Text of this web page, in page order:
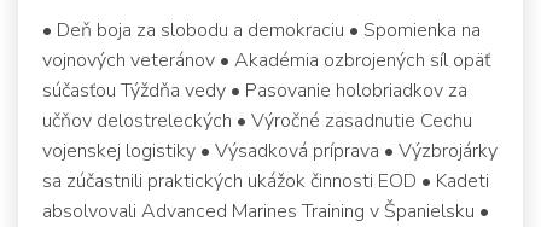
• Deň boja za slobodu a demokraciu • Spomienka na
vojnových veteránov • Akadémia ozbrojených síl opäť
súčasťou Týždňa vedy • Pasovanie holobriadkov za
učňov delostreleckých • Výročné zasadnutie Cechu
vojenskej logistiky • Výsadková príprava • Výzbrojárky
sa zúčastnili praktických ukážok činnosti EOD • Kadeti
absolvovali Advanced Marines Training v Španielsku •